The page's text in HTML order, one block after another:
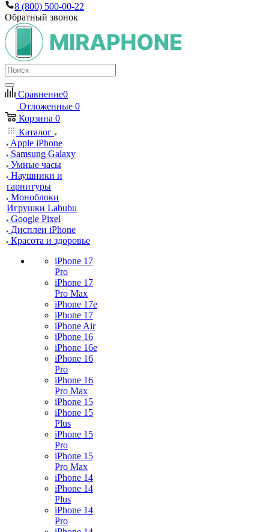
8 (800) 500-00-22
Обратный звонок
Сравнение0
Отложенные 0
Корзина 0
Каталог
Apple iPhone
Samsung Galaxy
Умные часы
Наушники и
гарнитуры
Моноблоки
Игрушки Labubu
Google Pixel
Дисплеи iPhone
Красота и здоровье
iPhone 17
Pro
iPhone 17
Pro Max
iPhone 17e
iPhone 17
iPhone Air
iPhone 16
iPhone 16e
iPhone 16
Pro
iPhone 16
Pro Max
iPhone 15
iPhone 15
Plus
iPhone 15
Pro
iPhone 15
Pro Max
iPhone 14
iPhone 14
Plus
iPhone 14
Pro